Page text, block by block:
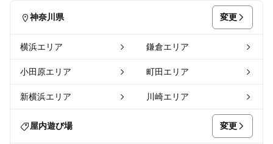
神奈川県 変更
横浜エリア 鎌倉エリア
小田原エリア 町田エリア
新横浜エリア 川崎エリア
屋内遊び場 変更